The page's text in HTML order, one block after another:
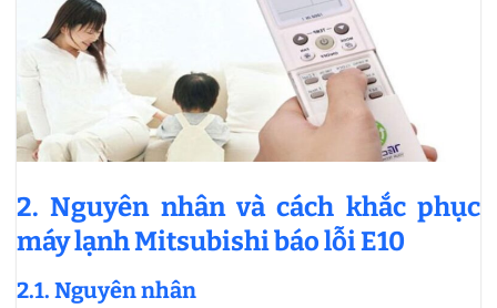
2. Nguyên nhân và cách khắc phục
máy lạnh Mitsubishi báo lỗi E10
2.1. Nguyên nhân